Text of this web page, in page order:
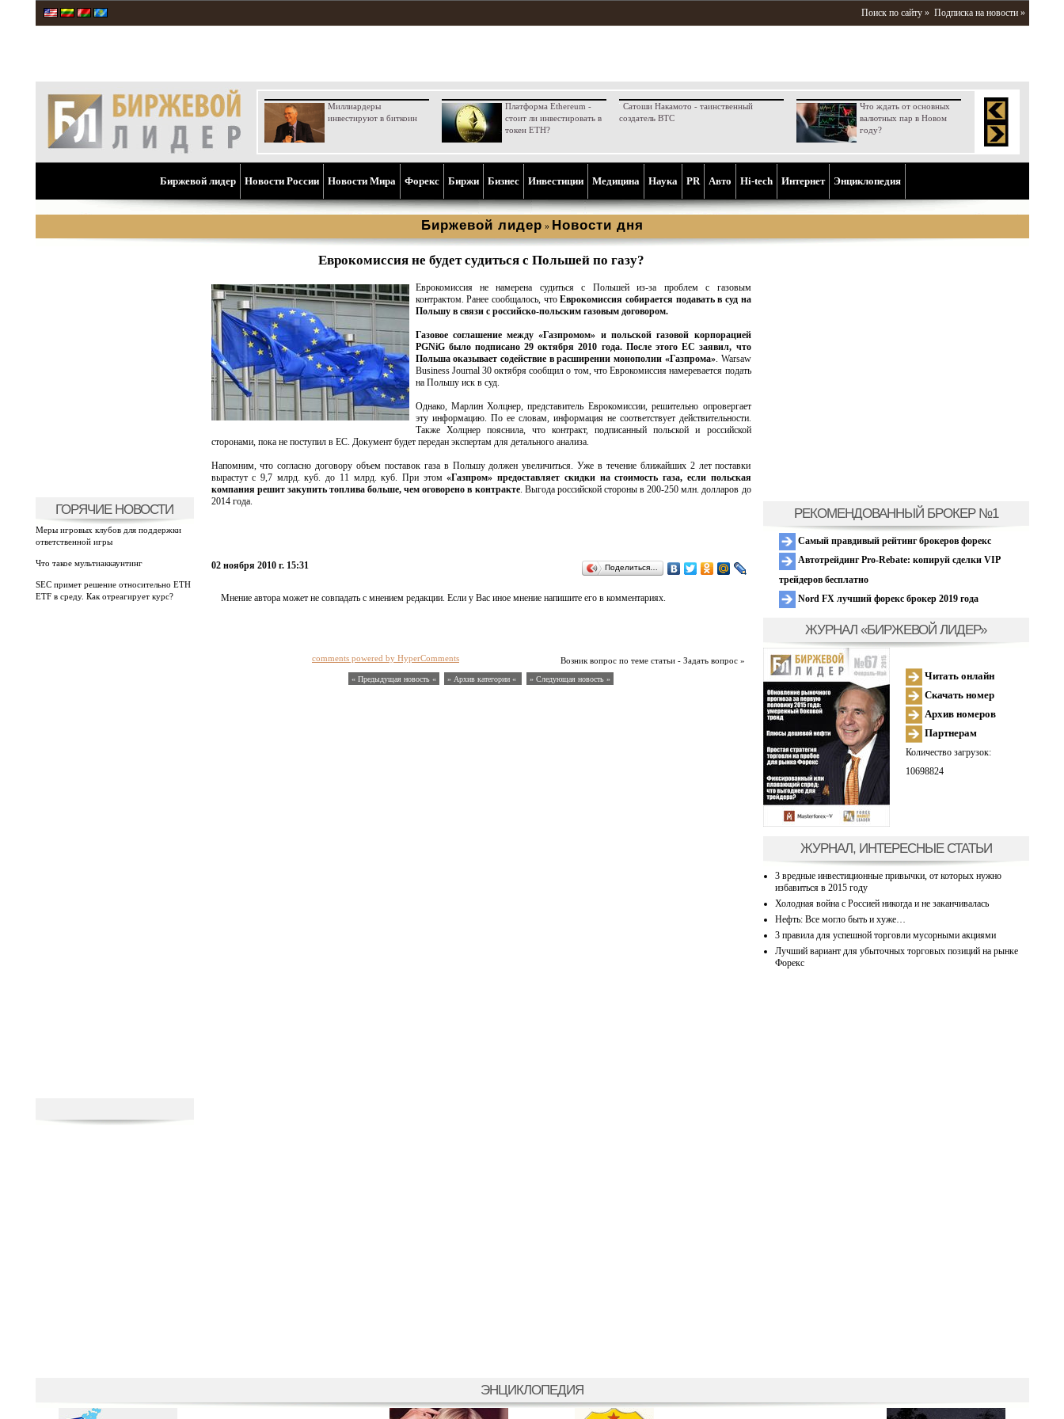
Поиск по сайту » Подписка на новости »
Миллиардеры
инвестируют в биткоин
Платформа Ethereum -
стоит ли инвестировать в
токен ETH?
Сатоши Накамото - таинственный
создатель BTC
Что ждать от основных
валютных пар в Новом
году?
Биржевой лидер Новости России Новости Мира Форекс Биржи Бизнес Инвестиции Медицина Наука PR Aвто Hi-tech Интернет Энциклопедия
Биржевой лидер » Новости дня
ГОРЯЧИЕ НОВОСТИ
Меры игровых клубов для поддержки
ответственной игры
Что такое мультиаккаунтинг
SEC примет решение относительно ETH
ETF в среду. Как отреагирует курс?
Еврокомиссия не будет судиться с Польшей по газу?
Еврокомиссия не намерена судиться с Польшей из-за проблем с газовым
контрактом. Ранее сообщалось, чтоЕврокомиссия собирается подавать в суд на
Польшу в связи с российско-польским газовым договором.
Газовое соглашение между «Газпромом» и польской газовой корпорацией
PGNiG было подписано 29 октября 2010 года. После этого ЕС заявил, что
Польша оказывает содействие в расширении монополии «Газпрома». Warsaw
Business Journal 30 октября сообщил о том, что Еврокомиссия намеревается подать
на Польшу иск в суд.
Однако, Марлин Холцнер, представитель Еврокомиссии, решительно опровергает
эту информацию. По ее словам, информация не соответствует действительности.
Также Холцнер пояснила, что контракт, подписанный польской и российской
сторонами, пока не поступил в ЕС. Документ будет передан экспертам для детального анализа.
Напомним, что согласно договору объем поставок газа в Польшу должен увеличиться. Уже в течение ближайших 2 лет поставки
вырастут с 9,7 млрд. куб. до 11 млрд. куб. При этом«Газпром» предоставляет скидки на стоимость газа, если польская
компания решит закупить топлива больше, чем оговорено в контракте. Выгода российской стороны в 200-250 млн. долларов до
2014 года.
02 ноября 2010 г. 15:31 Поделиться…
Мнение автора может не совпадать с мнением редакции. Если у Вас иное мнение напишите его в комментариях.
Возник вопрос по теме статьи - Задать вопрос »
comments powered by HyperComments
« Предыдущая новость « » Архив категории « » Следующая новость »
РЕКОМЕНДОВАННЫЙ БРОКЕР №1
Самый правдивый рейтинг брокеров форекс
Автотрейдинг Pro-Rebate: копируй сделки VIP
трейдеров бесплатно
Nord FX лучший форекс брокер 2019 года
ЖУРНАЛ «БИРЖЕВОЙ ЛИДЕР»
Читать онлайн
Скачать номер
Архив номеров
Партнерам
Количество загрузок:
10698824
ЖУРНАЛ, ИНТЕРЕСНЫЕ СТАТЬИ
3 вредные инвестиционные привычки, от которых нужно
избавиться в 2015 году
Холодная война с Россией никогда и не заканчивалась
Нефть: Все могло быть и хуже…
3 правила для успешной торговли мусорными акциями
Лучший вариант для убыточных торговых позиций на рынке
Форекс
ЭНЦИКЛОПЕДИЯ